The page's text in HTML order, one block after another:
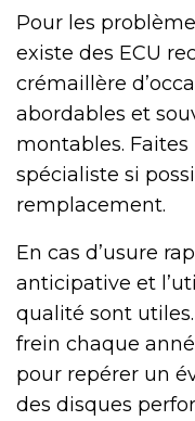
Pour les
existe des ECU
crémaillère
abordables et
montables. Faites
spécialiste si
remplacement.
En cas d’usure
anticipative et
qualité sont
frein chaque
pour repérer un
des disques